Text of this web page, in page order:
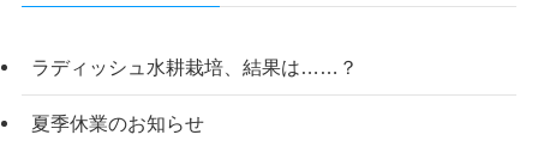
ラディッシュ水耕栽培、結果は……？
夏季休業のお知らせ